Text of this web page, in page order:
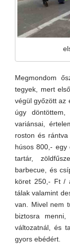
Megmondom
tegyek, mert
végül győzött az
úgy
variánsai,
roston és
húsos 800,- egy
tartár,
barbecue, és
köret 250,- Ft /
tálak valamint
van. Mivel nem
biztosra
változatnál, és
gyors ebédért.